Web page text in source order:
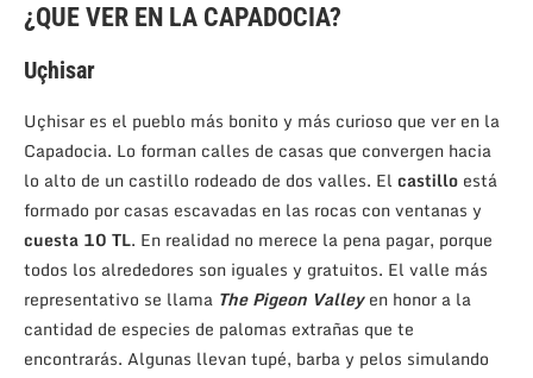
¿QUE VER EN LA CAPADOCIA?
Uçhisar
Uçhisar es el pueblo más bonito y más curioso que ver en la
Capadocia. Lo forman calles de casas que convergen hacia
lo alto de un castillo rodeado de dos valles. El castillo está
formado por casas escavadas en las rocas con ventanas y
cuesta 10 TL. En realidad no merece la pena pagar, porque
todos los alrededores son iguales y gratuitos. El valle más
representativo se llama The Pigeon Valleyen honor a la
cantidad de especies de palomas extrañas que te
encontrarás. Algunas llevan tupé, barba y pelos simulando